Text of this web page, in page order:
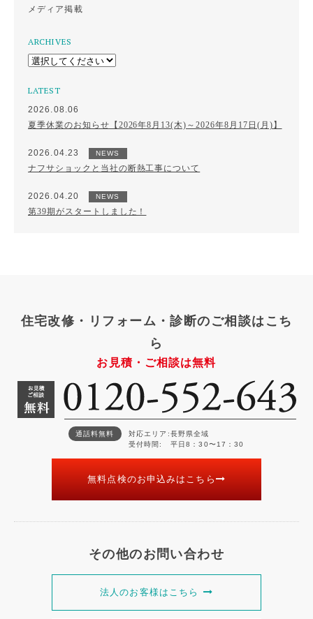
メディア掲載
ARCHIVES
LATEST
2026.08.06
夏季休業のお知らせ【2026年8月13(木)～2026年8月17日(月)】
2026.04.23 NEWS
ナフサショックと当社の断熱工事について
2026.04.20 NEWS
第39期がスタートしました！
住宅改修・リフォーム・診断のご相談はこち
ら
お見積・ご相談は無料
通話料無料 対応エリア
長野県全域
受付時間
平日8：30〜17：30
無料点検のお申込みはこちら
その他のお問い合わせ
法人のお客様はこちら